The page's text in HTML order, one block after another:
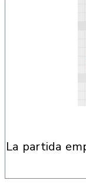
la partida